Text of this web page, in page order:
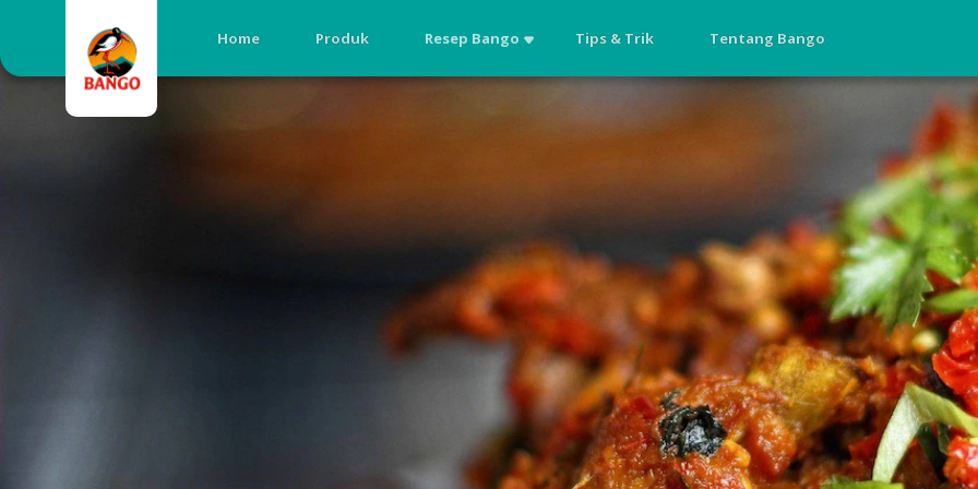
Home Produk Resep Bango Tips & Trik Tentang Bango